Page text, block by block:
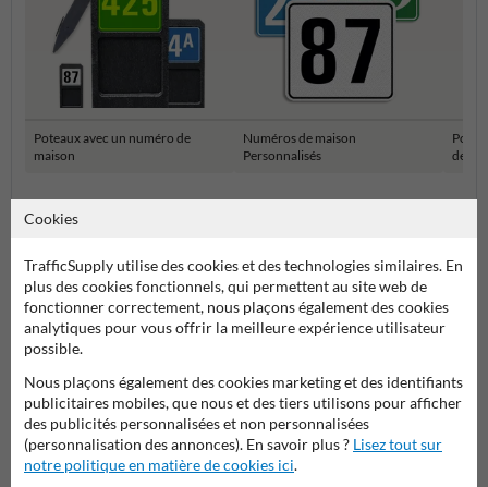
Poteaux avec un numéro de
maison
Numéros de maison
Personnalisés
de
Poser votre question à NumeroMaison.be
Nom*
Cookies
TrafficSupply utilise des cookies et des technologies similaires. En
plus des cookies fonctionnels, qui permettent au site web de
fonctionner correctement, nous plaçons également des cookies
analytiques pour vous offrir la meilleure expérience utilisateur
possible.
Nous plaçons également des cookies marketing et des identifiants
publicitaires mobiles, que nous et des tiers utilisons pour afficher
des publicités personnalisées et non personnalisées
(personnalisation des annonces). En savoir plus ? Lisez tout sur
notre politique en matière de cookies ici.